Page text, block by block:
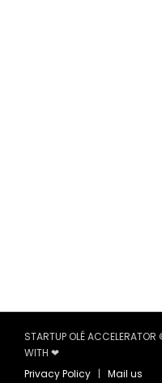
STARTUP OLÉ
WITH ❤
Privacy Policy | Mail us